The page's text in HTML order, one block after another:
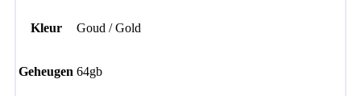
Kleur Goud / Gold
Geheugen 64gb